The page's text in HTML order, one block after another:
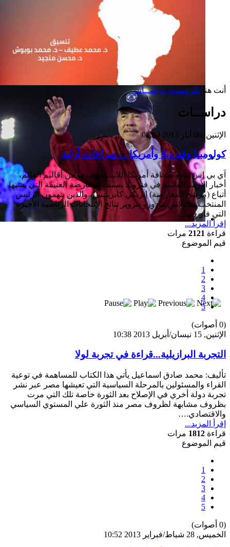
إصدار جديد
بعد خطف مادورو وحصار كوبا.. ماذا ستفعل
واشنطن بأورتيغا؟
أنت هنا: الرئيسية دراســات
دراســات
الإثنين, 06 أيار 2013 08:04
كولومبيا وفنزويلا وأمريكا ... صراعات أزلية
آي بي إس تتابع صحافة أمريكا اللاتينية وغيرها من أقاليم العالم،
أخبار الأزمة القائمة في فنزويلا بسبب المعارضة العنيفة التي يشنها
أتباع (مرشح المعارضة) إنريكي كابريليس، والذين يتهمون الرئيس
المنتخب نيكولاس مادورو بتزوير نتائج الإنتخابات الرئاسية الأخيرة
التي فاز فيها.…
إقرأ المزيد...
قراءة 2121 مرات
قيم الموضوع
1
2
3
4
5
(0 أصوات)
الإثنين, 15 نيسان/أبريل 2013 10:38
التجربة البرازيلية...قراءة في تجربة لولا
تأليف: محمد صادق اسماعيل يأتي هذا الكتاب للمساهمة في توعية
القراء والمسئولين بالمرحلة السياسية التي تعيشها مصر عبر نشر
تجربة دولة أخري في الإصلاح بعد الثورة خاصة تلك التي مرت
بظروف مشابهة لظروف مصر منذ الثورة علي المستوي السياسي
والاقتصادي‏.…
إقرأ المزيد...
قراءة 1812 مرات
قيم الموضوع
1
2
3
4
5
(0 أصوات)
الخميس, 28 شباط/فبراير 2013 10:52